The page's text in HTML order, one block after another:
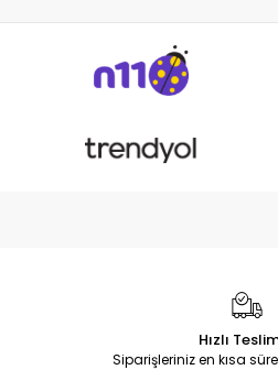
Hızlı
Siparişleriniz en kısa